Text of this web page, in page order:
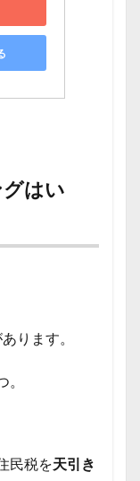
はい
ります。
。
民税を天引き